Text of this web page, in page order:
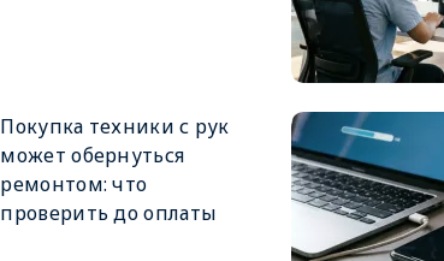
Покупка техники с рук
может обернуться
ремонтом: что
проверить до оплаты